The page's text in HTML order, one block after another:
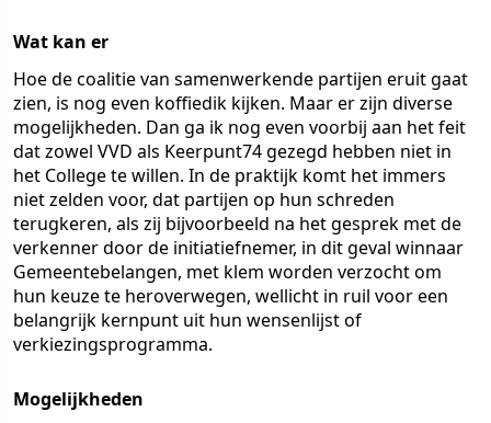
Wat kan er
Hoe de coalitie van samenwerkende partijen eruit gaat
zien, is nog even koffiedik kijken. Maar er zijn diverse
mogelijkheden. Dan ga ik nog even voorbij aan het feit
dat zowel VVD als Keerpunt74 gezegd hebben niet in
het College te willen. In de praktijk komt het immers
niet zelden voor, dat partijen op hun schreden
terugkeren, als zij bijvoorbeeld na het gesprek met de
verkenner door de initiatiefnemer, in dit geval winnaar
Gemeentebelangen, met klem worden verzocht om
hun keuze te heroverwegen, wellicht in ruil voor een
belangrijk kernpunt uit hun wensenlijst of
verkiezingsprogramma.
Mogelijkheden